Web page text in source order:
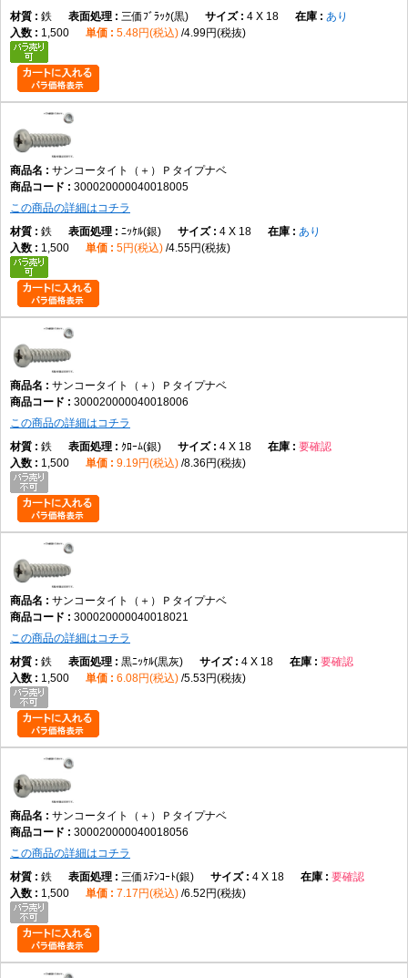
鉄
三価ﾌﾞﾗｯｸ(黒) 4 X 18
あり
1,500
5.48円(税込) 4.99円(税抜)
サンコータイト（＋）Ｐタイプナベ
300020000040018005
この商品の詳細はコチラ
鉄
ﾆｯｹﾙ(銀) 4 X 18
あり
1,500
5円(税込) 4.55円(税抜)
サンコータイト（＋）Ｐタイプナベ
300020000040018006
この商品の詳細はコチラ
鉄
ｸﾛｰﾑ(銀) 4 X 18
要確認
1,500
9.19円(税込) 8.36円(税抜)
サンコータイト（＋）Ｐタイプナベ
300020000040018021
この商品の詳細はコチラ
鉄
黒ﾆｯｹﾙ(黒灰) 4 X 18
要確認
1,500
6.08円(税込) 5.53円(税抜)
サンコータイト（＋）Ｐタイプナベ
300020000040018056
この商品の詳細はコチラ
鉄
三価ｽﾃﾝｺｰﾄ(銀) 4 X 18
要確認
1,500
7.17円(税込) 6.52円(税抜)